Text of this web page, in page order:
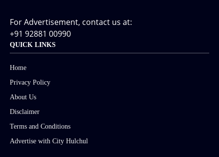
For Advertisement, contact us at:
+91 92881 00990
QUICK LINKS
Home
Privacy Policy
About Us
Disclaimer
Terms and Conditions
Advertise with City Hulchul